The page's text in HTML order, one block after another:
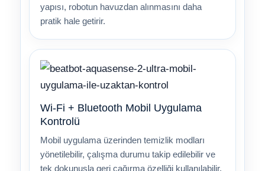
yapısı, robotun havuzdan alınmasını daha
pratik hale getirir.
Wi-Fi + Bluetooth Mobil Uygulama
Kontrolü
Mobil uygulama üzerinden temizlik modları
yönetilebilir, çalışma durumu takip edilebilir ve
tek dokunuşla geri çağırma özelliği kullanılabilir.